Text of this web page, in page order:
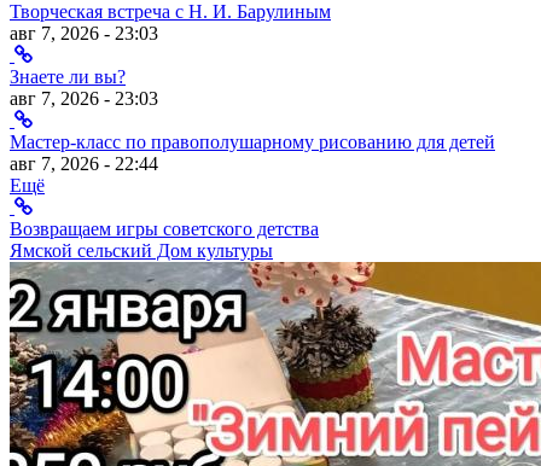
Творческая встреча с Н. И. Барулиным
авг 7, 2026 - 23:03
Знаете ли вы?
авг 7, 2026 - 23:03
Мастер-класс по правополушарному рисованию для детей
авг 7, 2026 - 22:44
Ещё
Возвращаем игры советского детства
Ямской сельский Дом культуры